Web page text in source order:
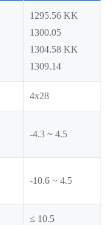
1295.56 KK
1300.05
1304.58 KK
1309.14
4x28
-4.3 ~ 4.5
-10.6 ~ 4.5
≤ 10.5